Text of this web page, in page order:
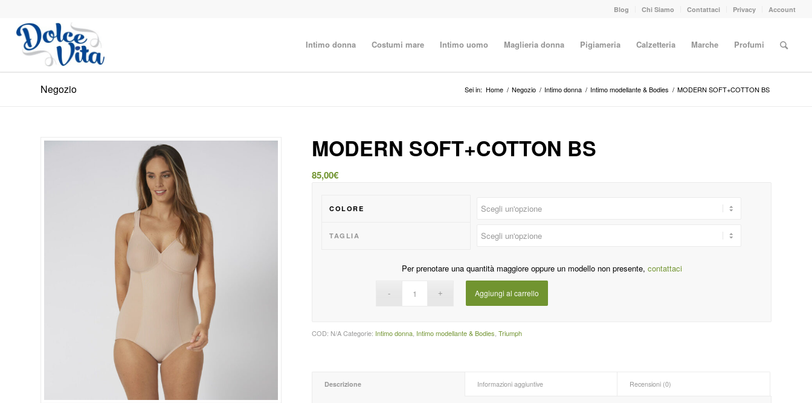
Blog Chi Siamo Contattaci Privacy Account
Intimo donna Costumi mare Intimo uomo Maglieria donna Pigiameria Calzetteria Marche Profumi
Negozio Sei in: Home / Negozio / Intimo donna / Intimo modellante & Bodies / MODERN SOFT+COTTON BS
MODERN SOFT+COTTON BS
85,00€
COLORE
TAGLIA
Per prenotare una quantità maggiore oppure un modello non presente, contattaci
Aggiungi al carrello
COD: N/A Categorie: Intimo donna Intimo modellante & Bodies ,Triumph
Descrizione Informazioni aggiuntive Recensioni (0)